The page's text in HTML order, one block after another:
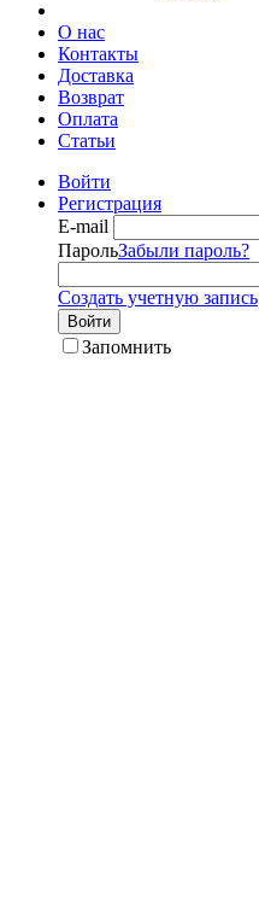
О нас
Контакты
Доставка
Возврат
Оплата
Статьи
Войти
Регистрация
E-mail
ПарольЗабыли пароль?
Создать учетную запись
Войти
Запомнить